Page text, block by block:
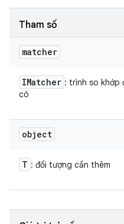
Tham số
matcher
IMatcher : trình so khớp
có
object
T : đối tượng cần thêm